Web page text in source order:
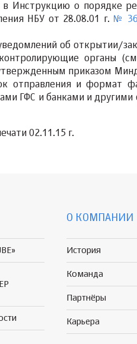
Инструкцию о порядке
НБУ от 28.08.01 г. №
об открытии/
органы
приказом
отправления и формат
ГФС и банками и
02.11.15 г.
О КОМПАНИИ
История
Команда
Партнёры
Карьера